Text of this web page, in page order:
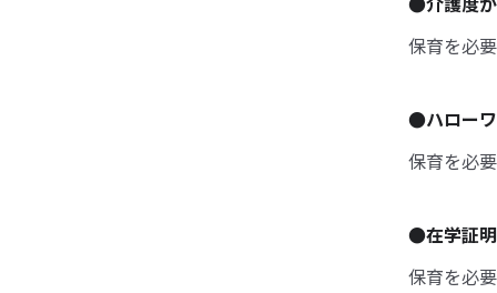
保育を必
●ハロー
保育を必
●在学証
保育を必